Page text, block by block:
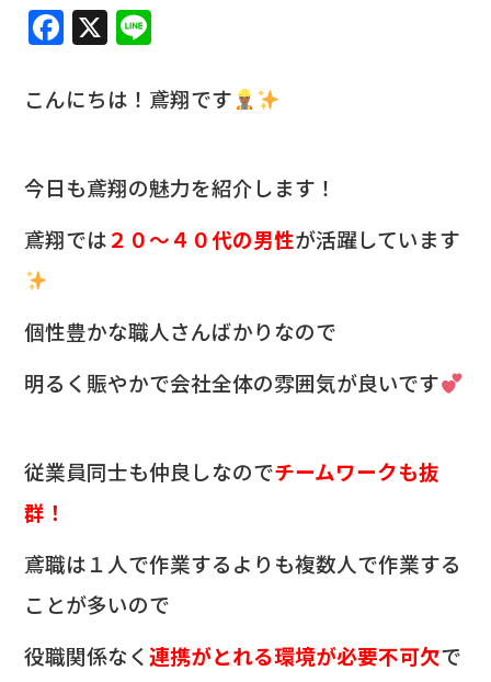
F
a
c
b
o
o
X
e
こんにちは！鳶翔です
今日も鳶翔の魅力を紹介します！
鳶翔では２０～４０代の男性が活躍しています
個性豊かな職人さんばかりなので
明るく賑やかで会社全体の雰囲気が良いです
従業員同士も仲良しなのでチームワークも抜
群！
鳶職は１人で作業するよりも複数人で作業する
ことが多いので
役職関係なく連携がとれる環境が必要不可欠で